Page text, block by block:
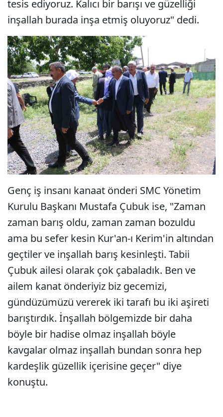
tesis ediyoruz. Kalıcı bir barışı ve güzelliği
inşallah burada inşa etmiş oluyoruz" dedi.
Genç iş insanı kanaat önderi SMC Yönetim
Kurulu Başkanı Mustafa Çubuk ise, "Zaman
zaman barış oldu, zaman zaman bozuldu
ama bu sefer kesin Kur'an-ı Kerim'in altından
geçtiler ve inşallah barış kesinleşti. Tabii
Çubuk ailesi olarak çok çabaladık. Ben ve
ailem kanat önderiyiz biz gecemizi,
gündüzümüzü vererek iki tarafı bu iki aşireti
barıştırdık. İnşallah bölgemizde bir daha
böyle bir hadise olmaz inşallah böyle
kavgalar olmaz inşallah bundan sonra hep
kardeşlik güzellik içerisine geçer" diye
konuştu.